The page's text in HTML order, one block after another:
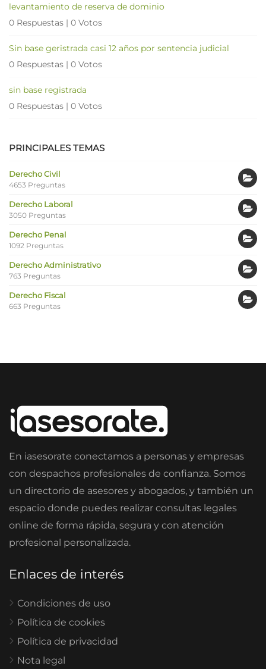
levantamiento de reserva de dominio
0 Respuestas | 0 Votos
Sin base geristrada casi 12 años por sentencia judicial
0 Respuestas | 0 Votos
sin base registrada
0 Respuestas | 0 Votos
PRINCIPALES TEMAS
Derecho Civil
4653 Preguntas
Derecho Laboral
3050 Preguntas
Derecho Penal
1092 Preguntas
Derecho Administrativo
763 Preguntas
Derecho Fiscal
663 Preguntas
En iasesorate conectamos a personas y empresas
con despachos profesionales de confianza. Somos
un directorio de asesores y abogados, y también un
espacio donde puedes realizar consultas legales
online de forma rápida, segura y con atención
profesional personalizada.
Enlaces de interés
Condiciones de uso
Política de cookies
Política de privacidad
Nota legal